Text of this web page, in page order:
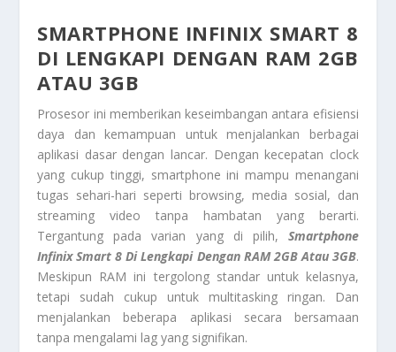
SMARTPHONE INFINIX SMART 8
DI LENGKAPI DENGAN RAM 2GB
ATAU 3GB
Prosesor ini memberikan keseimbangan antara efisiensi
daya dan kemampuan untuk menjalankan berbagai
aplikasi dasar dengan lancar. Dengan kecepatan clock
yang cukup tinggi, smartphone ini mampu menangani
tugas sehari-hari seperti browsing, media sosial, dan
streaming video tanpa hambatan yang berarti.
Tergantung pada varian yang di pilih, Smartphone
Infinix Smart 8 Di Lengkapi Dengan RAM 2GB Atau 3GB.
Meskipun RAM ini tergolong standar untuk kelasnya,
tetapi sudah cukup untuk multitasking ringan. Dan
menjalankan beberapa aplikasi secara bersamaan
tanpa mengalami lag yang signifikan.